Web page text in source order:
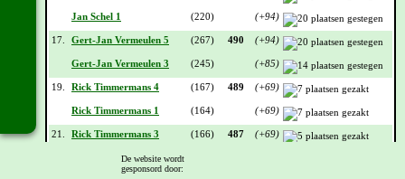
Jan Schel 1 (220) (+94)
17. Gert-Jan Vermeulen 5 (267) 490 (+94)
Gert-Jan Vermeulen 3 (245) (+85)
19. Rick Timmermans 4 (167) 489 (+69)
Rick Timmermans 1 (164) (+69)
21. Rick Timmermans 3 (166) 487 (+69)
Sjaak Verhaar 2De website wordt
gesponsord door: